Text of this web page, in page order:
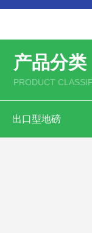
产品分类
PRODUCT
出口型地磅